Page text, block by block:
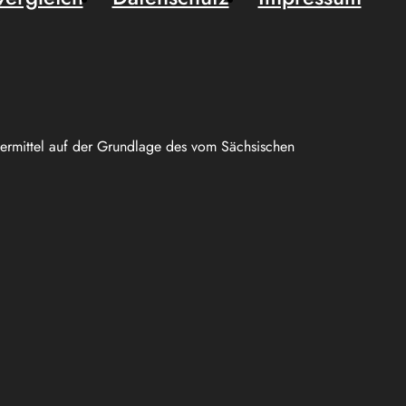
auf der Grundlage des vom Sächsischen